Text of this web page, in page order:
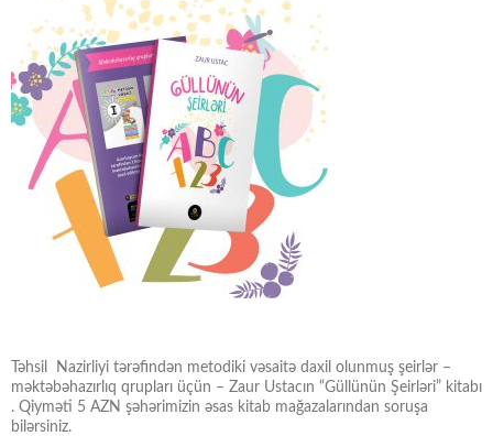
Təhsil Nazirliyi tərəfindən metodiki vəsaitə daxil olunmuş şeirlər –
məktəbəhazırlıq qrupları üçün – Zaur Ustacın “Güllünün Şeirləri” kitabı
. Qiyməti 5 AZN şəhərimizin əsas kitab mağazalarından soruşa
bilərsiniz.